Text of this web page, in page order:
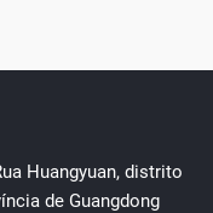
Huangyuan, distrito
de Guangdong